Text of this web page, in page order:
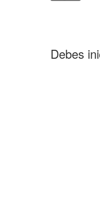
Debes